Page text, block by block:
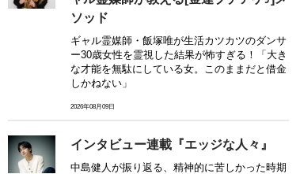
ソッド
ギャル霊媒師・飯塚唯が生活カツカツのダンサ
ー30歳女性を霊視した結果が怖すぎる！「大き
な才能を無駄にしている女。このままだと借金
しかねない」
2026年08月09日
インタビュー連載『エッジな人々』
中島健人が振り返る、精神的に苦しかった時期